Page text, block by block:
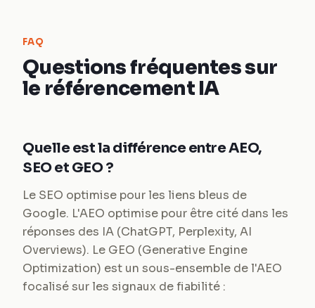
FAQ
Questions fréquentes sur
le référencement IA
Quelle est la différence entre AEO,
SEO et GEO ?
Le SEO optimise pour les liens bleus de
Google. L'AEO optimise pour être cité dans les
réponses des IA (ChatGPT, Perplexity, AI
Overviews). Le GEO (Generative Engine
Optimization) est un sous-ensemble de l'AEO
focalisé sur les signaux de fiabilité :